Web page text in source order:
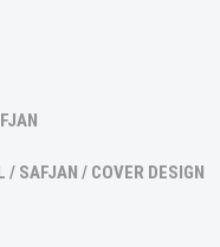
/ SAFJAN / COVER DESIGN